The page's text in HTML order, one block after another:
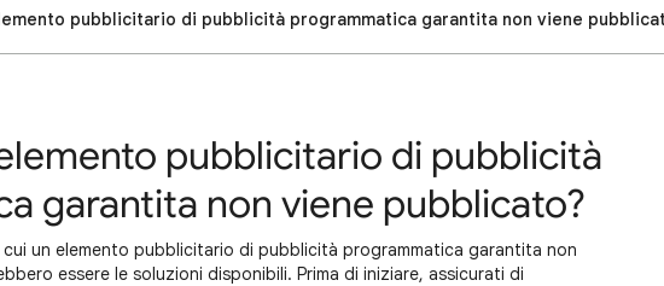
pubblicitario di pubblicità programmatica garantita non viene
pubblicitario di pubblicità
garantita non viene pubblicato?
cui un elemento pubblicitario di pubblicità programmatica garantita non
essere le soluzioni disponibili. Prima di iniziare, assicurati di